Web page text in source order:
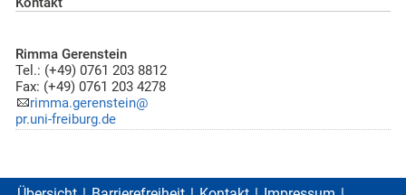
Rimma Gerenstein
Tel.: (+49) 0761 203 8812
Fax: (+49) 0761 203 4278
rimma.gerenstein@
pr.uni-freiburg.de